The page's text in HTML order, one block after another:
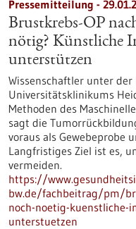
Pressemitteilung -
Brustkrebs-OP
nötig? Künstliche
unterstützen
Wissenschaftler unter
Universitätsklinikums
Methoden des
sagt die
voraus als Gewebeprobe
Langfristiges Ziel ist es,
vermeiden.
https://
bw.de/fachbeitrag/pm/
noch-noetig-kuenstliche-
unterstuetzen